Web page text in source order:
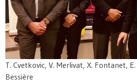
T. Cvetkovic, V. Merlivat, X. Fontanet,
Bessière